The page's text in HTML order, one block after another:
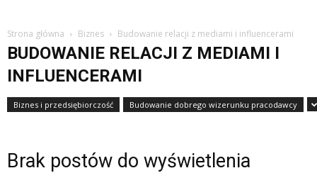
Strona główna Biznes Budowanie relacji z mediami i influencerami
BUDOWANIE RELACJI Z MEDIAMI I
INFLUENCERAMI
Biznes i przedsiębiorczość Budowanie dobrego wizerunku pracodawcy
Brak postów do wyświetlenia